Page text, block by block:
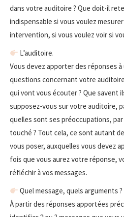
dans votre auditoire ? Que doit-il
indispensable si vous voulez
intervention, si vous voulez voir si
L’auditoire.
Vous devez apporter des réponses
questions concernant votre
qui vont vous écouter ? Que savent
supposez-vous sur votre auditoire,
quelles sont ses préoccupations,
touché ? Tout cela, ce sont autant
vous poser, auxquelles vous devez
fois que vous aurez votre réponse,
réfléchir à vos messages.
Quel message, quels arguments ?
À partir des réponses apportées